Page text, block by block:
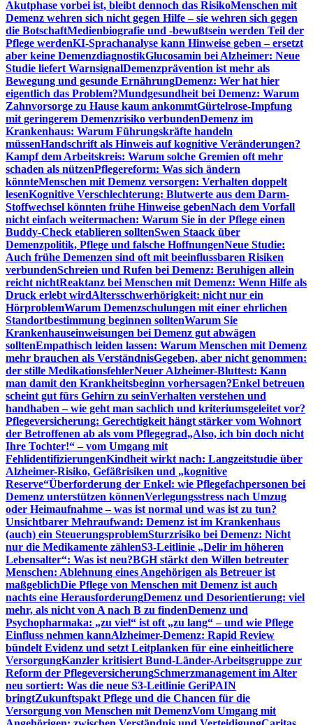
Akutphase vorbei ist, bleibt dennoch das RisikoMenschen mit
Demenz wehren sich nicht gegen Hilfe – sie wehren sich gegen
die BotschaftMedienbiografie und -bewußtsein werden Teil der
Pflege werdenKI-Sprachanalyse kann Hinweise geben – ersetzt
aber keine DemenzdiagnostikGlucosamin bei Alzheimer: Neue
Studie liefert WarnsignalDemenzprävention ist mehr als
Bewegung und gesunde ErnährungDemenz: Wer hat hier
eigentlich das Problem?Mundgesundheit bei Demenz: Warum
Zahnvorsorge zu Hause kaum ankommtGürtelrose-Impfung
mit geringerem Demenzrisiko verbundenDemenz im
Krankenhaus: Warum Führungskräfte handeln
müssenHandschrift als Hinweis auf kognitive Veränderungen?
Kampf dem Arbeitskreis: Warum solche Gremien oft mehr
schaden als nützenPflegereform: Was sich ändern
könnteMenschen mit Demenz versorgen: Verhalten doppelt
lesenKognitive Verschlechterung: Blutwerte aus dem Darm-
Stoffwechsel könnten frühe Hinweise gebenNach dem Vorfall
nicht einfach weitermachen: Warum Sie in der Pflege einen
Buddy-Check etablieren solltenSwen Staack über
Demenzpolitik, Pflege und falsche HoffnungenNeue Studie:
Auch frühe Demenzen sind oft mit beeinflussbaren Risiken
verbundenSchreien und Rufen bei Demenz: Beruhigen allein
reicht nichtReaktanz bei Menschen mit Demenz: Wenn Hilfe als
Druck erlebt wirdAltersschwerhörigkeit: nicht nur ein
HörproblemWarum Demenzschulungen mit einer ehrlichen
Standortbestimmung beginnen solltenWarum Sie
Krankenhauseinweisungen bei Demenz gut abwägen
solltenEmpathisch leiden lassen: Warum Menschen mit Demenz
mehr brauchen als VerständnisGegeben, aber nicht genommen:
der stille MedikationsfehlerNeuer Alzheimer-Bluttest: Kann
man damit den Krankheitsbeginn vorhersagen?Enkel betreuen
scheint gut fürs Gehirn zu seinVerhalten verstehen und
handhaben – wie geht man sachlich und kriteriumsgeleitet vor?
Pflegeversicherung: Gerechtigkeit hängt stärker vom Wohnort
der Betroffenen ab als vom Pflegegrad„Also, ich bin doch nicht
Ihre Tochter!“ – vom Umgang mit
FehlidentifizierungenKindheit wirkt nach: Langzeitstudie über
Alzheimer-Risiko, Gefäßrisiken und „kognitive
Reserve“Überforderung der Enkel: wie Pflegefachpersonen bei
Demenz unterstützen könnenVerlegungsstress nach Umzug
oder Heimaufnahme – was ist normal und was ist zu tun?
Unsichtbarer Mehraufwand: Demenz ist im Krankenhaus
(auch) ein SteuerungsproblemSturzrisiko bei Demenz: Nicht
nur die Medikamente zählenS3-Leitlinie „Delir im höheren
Lebensalter“: Was ist neu?BGH stärkt den Willen betreuter
Menschen: Ablehnung eines Angehörigen als Betreuer ist
maßgeblichDie Pflege von Menschen mit Demenz ist auch
nachts eine HerausforderungDemenz und Desorientierung: viel
mehr, als nicht von A nach B zu findenDemenz und
Psychopharmaka: „zu viel“ ist oft „zu lang“ – und wie Pflege
Einfluss nehmen kannAlzheimer-Demenz: Rapid Review
bündelt Evidenz und setzt Leitplanken für eine einheitlichere
VersorgungKanzler kritisiert Bund-Länder-Arbeitsgruppe zur
Reform der PflegeversicherungSchmerzmanagement im Alter
neu sortiert: Was die neue S3-Leitlinie GeriPAIN
bringtZukunftspakt Pflege und die Chancen für die
Versorgung von Menschen mit DemenzVom Umgang mit